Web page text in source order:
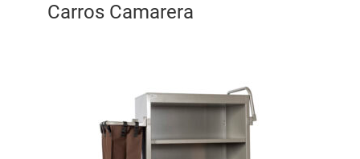
Carros Camarera